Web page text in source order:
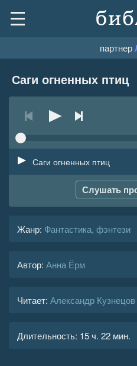
партнер
Саги огненных птиц
Саги огненных птиц
Слушать
Жанр: Фантастика, фэнтези
Автор: Анна Ёрм
Читает: Александр Кузнецов
Длительность: 15 ч. 22 мин.